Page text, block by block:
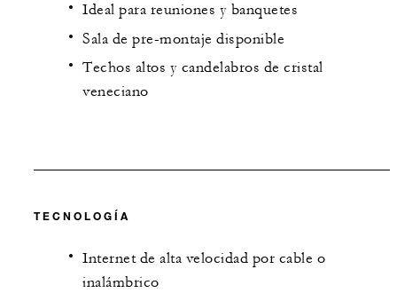
Ideal para reuniones y banquetes
Sala de pre-montaje disponible
Techos altos y candelabros de cristal
veneciano
TECNOLOGÍA
Internet de alta velocidad por cable o
inalámbrico